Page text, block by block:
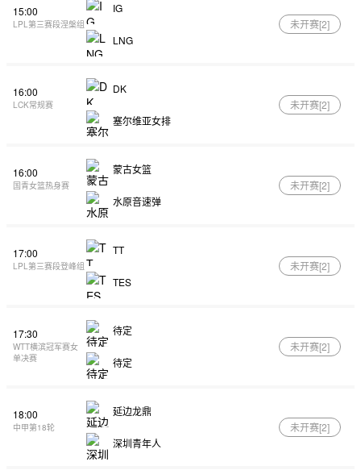
15:00
LPL第三赛段涅槃组
IG
LNG
未开赛[2]
16:00
LCK常规赛
DK
塞尔维亚女排
未开赛[2]
16:00
国青女篮热身赛
蒙古女篮
水原音速弹
未开赛[2]
17:00
LPL第三赛段登峰组
TT
TES
未开赛[2]
17:30
WTT横滨冠军赛女
单决赛
待定
待定
未开赛[2]
18:00
中甲第18轮
延边龙鼎
深圳青年人
未开赛[2]